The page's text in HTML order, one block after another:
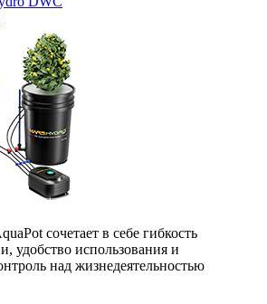
сочетает в себе гибкость
удобство использования и
над жизнедеятельностью